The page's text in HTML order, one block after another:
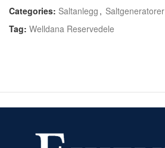
Categories: Saltanlegg , Saltgeneratorer
Tag: Welldana Reservedele